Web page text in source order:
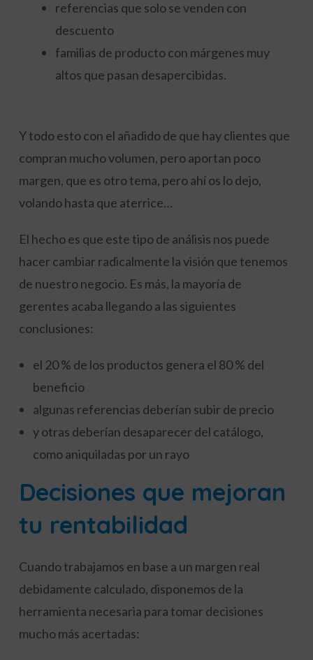
referencias que solo se venden con
descuento
familias de producto con márgenes muy
altos que pasan desapercibidas.
Y todo esto con el añadido de que hay clientes que
compran mucho volumen, pero aportan poco
margen, que es otro tema, pero ahí os lo dejo,
volando hasta que aterrice…
El hecho es que este tipo de análisis nos puede
hacer cambiar radicalmente la visión que tenemos
de nuestro negocio. Es más, la mayoría de
gerentes acaba llegando a las siguientes
conclusiones:
el 20 % de los productos genera el 80 % del
beneficio
algunas referencias deberían subir de precio
y otras deberían desaparecer del catálogo,
como aniquiladas por un rayo
Decisiones que mejoran
tu rentabilidad
Cuando trabajamos en base a un margen real
debidamente calculado, disponemos de la
herramienta necesaria para tomar decisiones
mucho más acertadas: